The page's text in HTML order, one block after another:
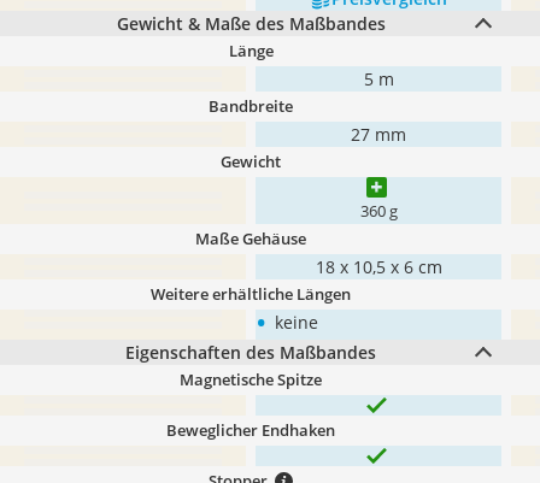
Gewicht & Maße des Maßbandes
Länge
5 m
Bandbreite
27 mm
Gewicht
360 g
Maße Gehäuse
‎18 x 10,5 x 6 cm
Weitere erhältliche Längen
• keine
Eigenschaften des Maßbandes
Magnetische Spitze
Beweglicher Endhaken